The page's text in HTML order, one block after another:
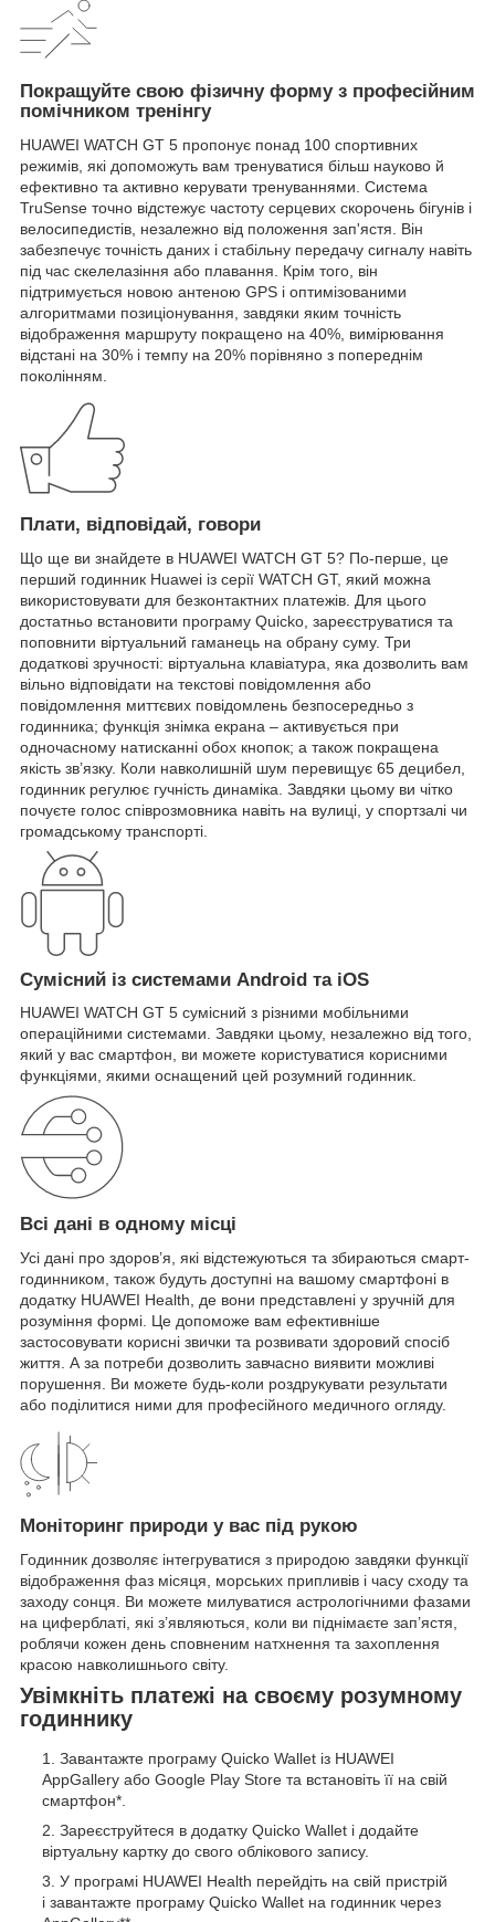
Покращуйте свою фізичну форму з професійним
помічником тренінгу
HUAWEI WATCH GT 5 пропонує понад 100 спортивних
режимів, які допоможуть вам тренуватися більш науково й
ефективно та активно керувати тренуваннями. Система
TruSense точно відстежує частоту серцевих скорочень бігунів і
велосипедистів, незалежно від положення зап'ястя. Він
забезпечує точність даних і стабільну передачу сигналу навіть
під час скелелазіння або плавання. Крім того, він
підтримується новою антеною GPS і оптимізованими
алгоритмами позиціонування, завдяки яким точність
відображення маршруту покращено на 40%, вимірювання
відстані на 30% і темпу на 20% порівняно з попереднім
поколінням.
Плати, відповідай, говори
Що ще ви знайдете в HUAWEI WATCH GT 5? По-перше, це
перший годинник Huawei із серії WATCH GT, який можна
використовувати для безконтактних платежів. Для цього
достатньо встановити програму Quicko, зареєструватися та
поповнити віртуальний гаманець на обрану суму. Три
додаткові зручності: віртуальна клавіатура, яка дозволить вам
вільно відповідати на текстові повідомлення або
повідомлення миттєвих повідомлень безпосередньо з
годинника; функція знімка екрана – активується при
одночасному натисканні обох кнопок; а також покращена
якість зв’язку. Коли навколишній шум перевищує 65 децибел,
годинник регулює гучність динаміка. Завдяки цьому ви чітко
почуєте голос співрозмовника навіть на вулиці, у спортзалі чи
громадському транспорті.
Сумісний із системами Android та iOS
HUAWEI WATCH GT 5 сумісний з різними мобільними
операційними системами. Завдяки цьому, незалежно від того,
який у вас смартфон, ви можете користуватися корисними
функціями, якими оснащений цей розумний годинник.
Всі дані в одному місці
Усі дані про здоров’я, які відстежуються та збираються смарт-
годинником, також будуть доступні на вашому смартфоні в
додатку HUAWEI Health, де вони представлені у зручній для
розуміння формі. Це допоможе вам ефективніше
застосовувати корисні звички та розвивати здоровий спосіб
життя. А за потреби дозволить завчасно виявити можливі
порушення. Ви можете будь-коли роздрукувати результати
або поділитися ними для професійного медичного огляду.
Моніторинг природи у вас під рукою
Годинник дозволяє інтегруватися з природою завдяки функції
відображення фаз місяця, морських припливів і часу сходу та
заходу сонця. Ви можете милуватися астрологічними фазами
на циферблаті, які з’являються, коли ви піднімаєте зап’ястя,
роблячи кожен день сповненим натхнення та захоплення
красою навколишнього світу.
Увімкніть платежі на своєму розумному
годиннику
Завантажте програму Quicko Wallet із HUAWEI
AppGallery або Google Play Store та встановіть її на свій
смартфон*.
Зареєструйтеся в додатку Quicko Wallet і додайте
віртуальну картку до свого облікового запису.
У програмі HUAWEI Health перейдіть на свій пристрій
і завантажте програму Quicko Wallet на годинник через